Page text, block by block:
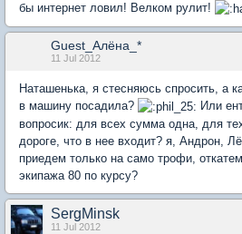
бы интернет ловил! Велком рулит!
Guest_Алёна_*
11 Jul 2012
Наташенька, я стесняюсь спросить, а
в машину посадила?
Или
вопросик: для всех сумма одна, для
дороге, что в нее входит? я, Андрон,
приедем только на само трофи,
экипажа 80 по курсу?
SergMinsk
11 Jul 2012